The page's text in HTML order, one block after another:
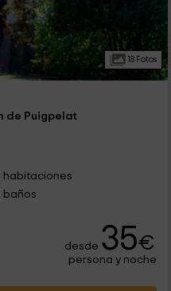
18 Fotos
de Puigpelat
habitaciones
baños
desde 35€
persona y noche